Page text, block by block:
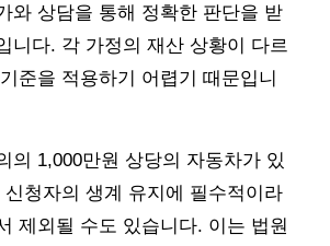
와 상담을 통해 정확한 판단을 받
니다. 각 가정의 재산 상황이 다르
준을 적용하기 어렵기 때문입니
의 1,000만원 상당의 자동차가 있
청자의 생계 유지에 필수적이라
제외될 수도 있습니다. 이는 법원